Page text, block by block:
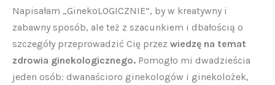
Napisałam „GinekoLOGICZNIE”, by w kreatywny i
zabawny sposób, ale też z szacunkiem i dbałością o
szczegóły przeprowadzić Cię przez wiedzę na temat
zdrowia ginekologicznego. Pomogło mi dwadzieścia
jeden osób: dwanaścioro ginekologów i ginekolożek,